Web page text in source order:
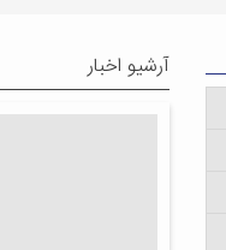
آرشیو اخبار